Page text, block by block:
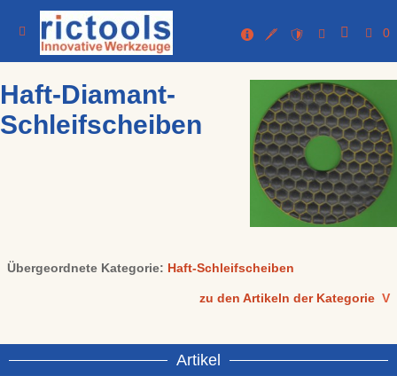
0
Haft-Diamant-
Schleifscheiben
Übergeordnete Kategorie: Haft-Schleifscheiben
zu den Artikeln der Kategorie V
Artikel